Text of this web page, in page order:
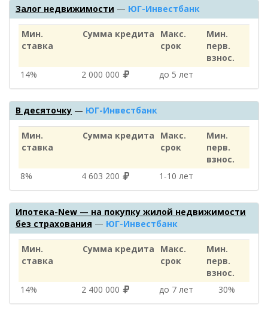
Залог недвижимости — ЮГ-Инвестбанк
Мин.
ставка
Сумма кредита
Макс.
срок
Мин.
перв.
взнос.
14%
2 000 000 до 5 лет
В десяточку — ЮГ-Инвестбанк
Мин.
ставка
Сумма кредита
Макс.
срок
Мин.
перв.
взнос.
8%
4 603 200 1‑10 лет
Ипотека-New — на покупку жилой недвижимости
без страхования — ЮГ-Инвестбанк
Мин.
ставка
Сумма кредита
Макс.
срок
Мин.
перв.
взнос.
14%
2 400 000 до 7 лет 30%